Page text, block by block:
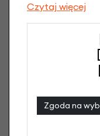
Czytaj więcej
Zgoda na